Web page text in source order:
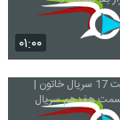
۰۱:۰۰